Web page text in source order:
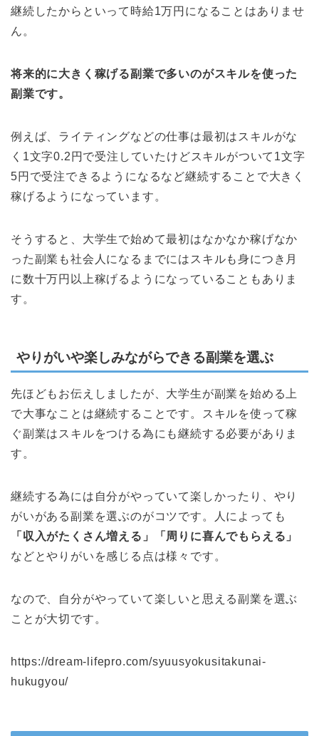
継続したからといって時給1万円になることはありませ
ん。
将来的に大きく稼げる副業で多いのがスキルを使った
副業です。
例えば、ライティングなどの仕事は最初はスキルがな
く1文字0.2円で受注していたけどスキルがついて1文字
5円で受注できるようになるなど継続することで大きく
稼げるようになっています。
そうすると、大学生で始めて最初はなかなか稼げなか
った副業も社会人になるまでにはスキルも身につき月
に数十万円以上稼げるようになっていることもありま
す。
やりがいや楽しみながらできる副業を選ぶ
先ほどもお伝えしましたが、大学生が副業を始める上
で大事なことは継続することです。スキルを使って稼
ぐ副業はスキルをつける為にも継続する必要がありま
す。
継続する為には自分がやっていて楽しかったり、やり
がいがある副業を選ぶのがコツです。人によっても
「収入がたくさん増える」「周りに喜んでもらえる」
などとやりがいを感じる点は様々です。
なので、自分がやっていて楽しいと思える副業を選ぶ
ことが大切です。
https://dream-lifepro.com/syuusyokusitakunai-
hukugyou/